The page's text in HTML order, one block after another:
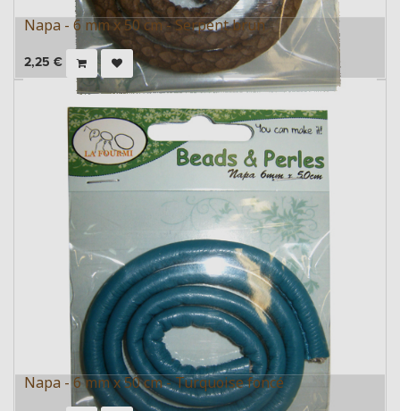
Napa - 6 mm x 50 cm - Serpent brun
2,25 €
Napa - 6 mm x 50 cm - Turquoise foncé